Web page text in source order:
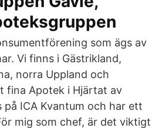
som ägs av
Vi finns i Gästrikland,
norra Uppland och
fina Apotek i Hjärtat av
på ICA Kvantum och har ett
mig som chef, är det viktigt